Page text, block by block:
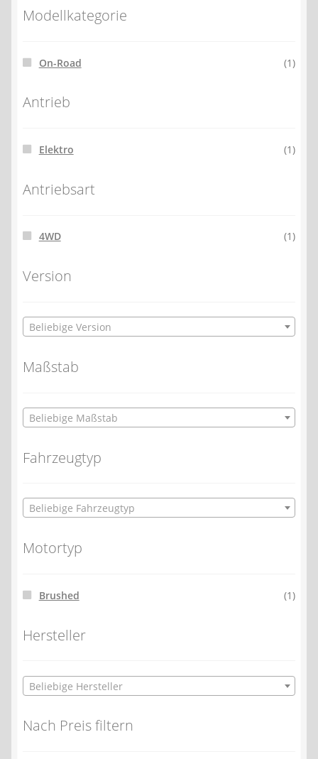
Modellkategorie
On-Road (1)
Antrieb
Elektro (1)
Antriebsart
4WD (1)
Version
Beliebige Version
Maßstab
Beliebige Maßstab
Fahrzeugtyp
Beliebige Fahrzeugtyp
Motortyp
Brushed (1)
Hersteller
Beliebige Hersteller
Nach Preis filtern